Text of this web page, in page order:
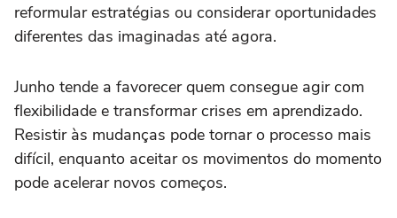
reformular estratégias ou considerar oportunidades
diferentes das imaginadas até agora.
Junho tende a favorecer quem consegue agir com
flexibilidade e transformar crises em aprendizado.
Resistir às mudanças pode tornar o processo mais
difícil, enquanto aceitar os movimentos do momento
pode acelerar novos começos.